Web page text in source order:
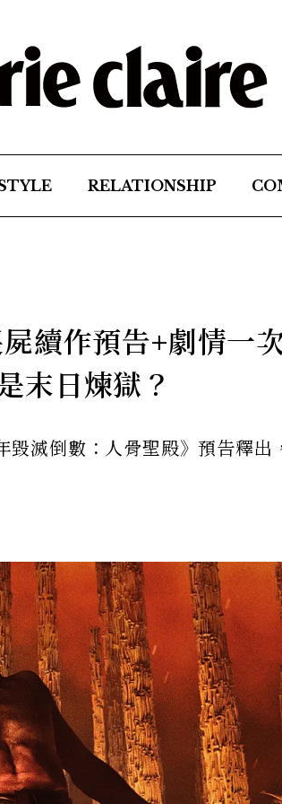
RELATIONSHIP
續作預告+劇情一
末日煉獄？
滅倒數：人骨聖殿》預告釋出